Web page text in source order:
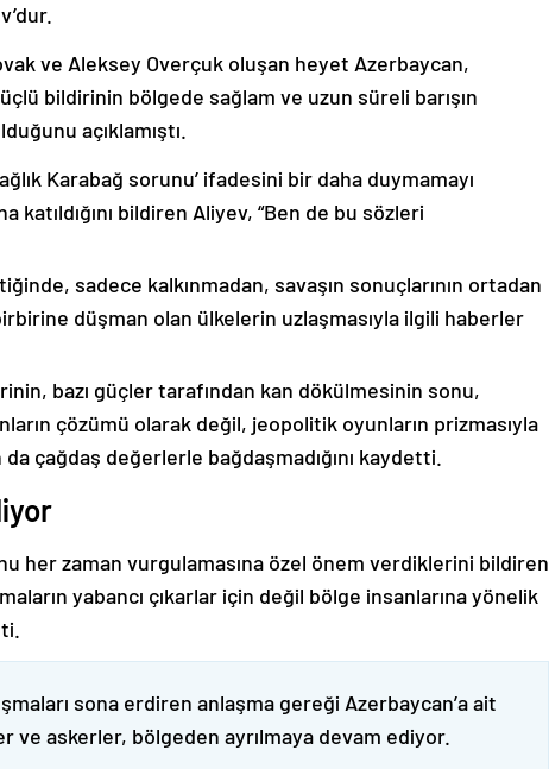
ve Aleksey Overçuk oluşan heyet Azerbaycan,
üçlü bildirinin bölgede sağlam ve uzun süreli barışın
açıklamıştı.
Karabağ sorunu’ ifadesini bir daha duymamayı
katıldığını bildiren Aliyev, “Ben de bu sözleri
sadece kalkınmadan, savaşın sonuçlarının ortadan
düşman olan ülkelerin uzlaşmasıyla ilgili haberler
bazı güçler tarafından kan dökülmesinin sonu,
çözümü olarak değil, jeopolitik oyunların prizmasıyla
da çağdaş değerlerle bağdaşmadığını kaydetti.
her zaman vurgulamasına özel önem verdiklerini bildiren
yabancı çıkarlar için değil bölge insanlarına yönelik
sona erdiren anlaşma gereği Azerbaycan’a ait
ve askerler, bölgeden ayrılmaya devam ediyor.